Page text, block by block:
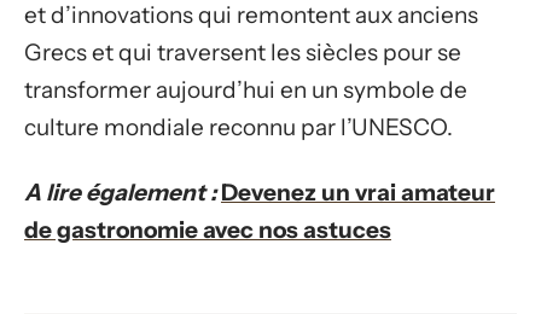
et d’innovations qui remontent aux anciens
Grecs et qui traversent les siècles pour se
transformer aujourd’hui en un symbole de
culture mondiale reconnu par l’UNESCO.
A lire également : Devenez un vrai amateur
de gastronomie avec nos astuces